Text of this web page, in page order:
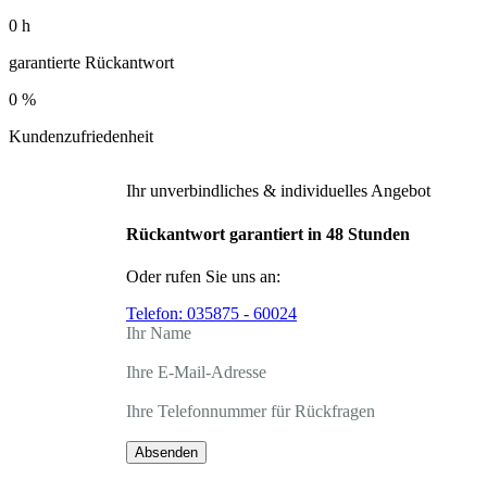
0 h
garantierte Rückantwort
0 %
Kundenzufriedenheit
Ihr unverbindliches & individuelles Angebot
Rückantwort garantiert in 48 Stunden
Oder rufen Sie uns an:
Telefon: 035875 - 60024
Ihr Name
Ihre E-Mail-Adresse
Ihre Telefonnummer für Rückfragen
Absenden